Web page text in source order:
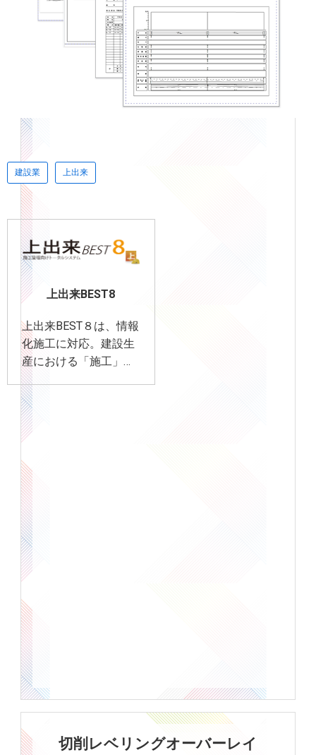
切削レベリングオーバーレイ
建設業 上出来
上出来BEST8
上出来BEST８は、情報
化施工に対応。建設生
産における「施工」プ
ロセスをICTの側面か
らバックアップ。様々
な電子納品基準に対応
しています。